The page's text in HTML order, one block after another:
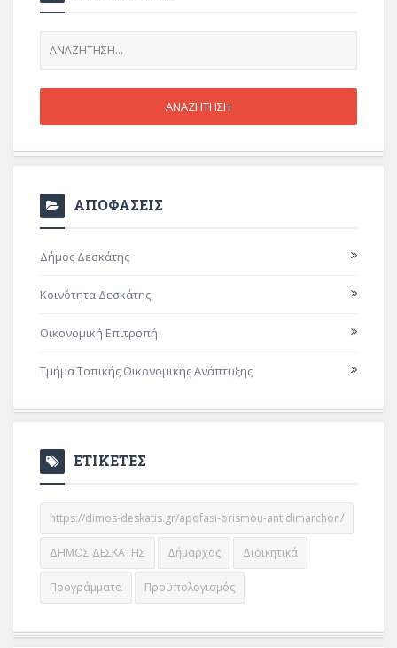
ΑΠΟΦΑΣΕΙΣ
Δήμος Δεσκάτης
Κοινότητα Δεσκάτης
Οικονομική Επιτροπή
Τμήμα Τοπικής Οικονομικής Ανάπτυξης
ΕΤΙΚΕΤΕΣ
https://dimos-deskatis.gr/apofasi-orismou-antidimarchon/
ΔΗΜΟΣ ΔΕΣΚΑΤΗΣ Δήμαρχος Διοικητικά
Προγράμματα Προϋπολογισμός